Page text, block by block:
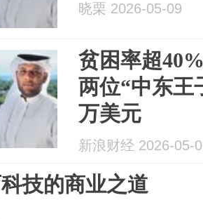
晓栗 2026-05-09
贫困率超
两位“中东王
万美元
新浪财经 2026-05-
技的商业之道